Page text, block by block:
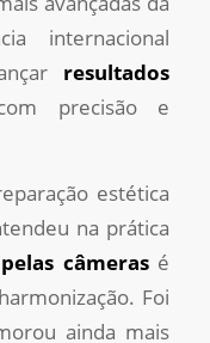
internacional
resultados
precisão e
estética
na prática
câmerasé
Foi
ainda mais